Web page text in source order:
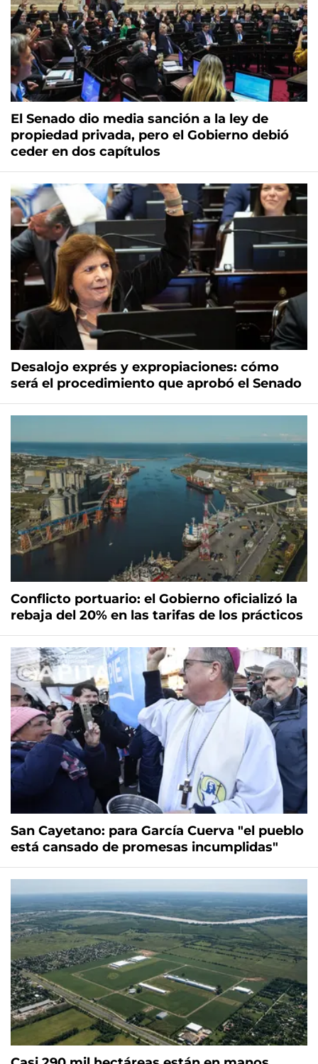
El Senado dio media sanción a la ley de
propiedad privada, pero el Gobierno debió
ceder en dos capítulos
Desalojo exprés y expropiaciones: cómo
será el procedimiento que aprobó el Senado
Conflicto portuario: el Gobierno oficializó la
rebaja del 20% en las tarifas de los prácticos
San Cayetano: para García Cuerva "el pueblo
está cansado de promesas incumplidas"